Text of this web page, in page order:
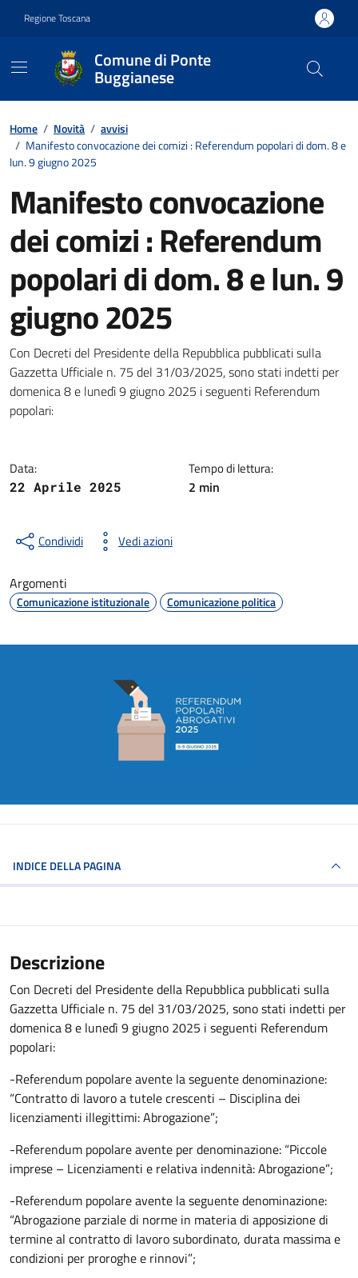
Regione Toscana
Comune di Ponte
Buggianese
Contenuti in evidenza
Home / Novità / avvisi
/ Manifesto convocazione dei comizi : Referendum popolari di dom. 8 e
lun. 9 giugno 2025
Manifesto convocazione
dei comizi : Referendum
popolari di dom. 8 e lun. 9
giugno 2025
Dettagli della notizia
Con Decreti del Presidente della Repubblica pubblicati sulla
Gazzetta Ufficiale n. 75 del 31/03/2025, sono stati indetti per
domenica 8 e lunedì 9 giugno 2025 i seguenti Referendum
popolari:
Data:
22 Aprile 2025
Tempo di lettura:
2 min
Condividi Vedi azioni
Argomenti
Comunicazione istituzionale Comunicazione politica
INDICE DELLA PAGINA
Descrizione
Con Decreti del Presidente della Repubblica pubblicati sulla
Gazzetta Ufficiale n. 75 del 31/03/2025, sono stati indetti per
domenica 8 e lunedì 9 giugno 2025 i seguenti Referendum
popolari:
-Referendum popolare avente la seguente denominazione:
“Contratto di lavoro a tutele crescenti – Disciplina dei
licenziamenti illegittimi: Abrogazione”;
-Referendum popolare avente per denominazione: “Piccole
imprese – Licenziamenti e relativa indennità: Abrogazione”;
-Referendum popolare avente la seguente denominazione:
“Abrogazione parziale di norme in materia di apposizione di
termine al contratto di lavoro subordinato, durata massima e
condizioni per proroghe e rinnovi”;